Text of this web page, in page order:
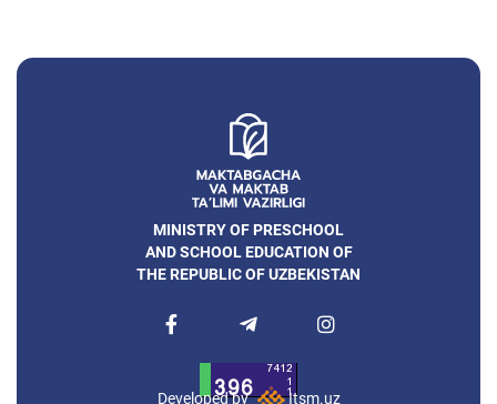
MINISTRY OF PRESCHOOL
AND SCHOOL EDUCATION OF
THE REPUBLIC OF UZBEKISTAN
Developed by Itsm.uz